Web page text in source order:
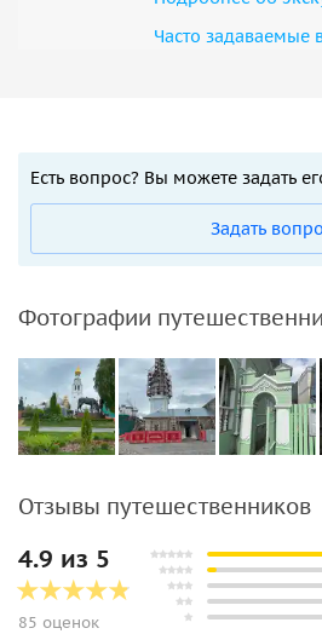
Часто задаваемые
Есть вопрос? Вы можете задать
Задать
Фотографии
Отзывы путешественников
4.9 из 5
85 оценок